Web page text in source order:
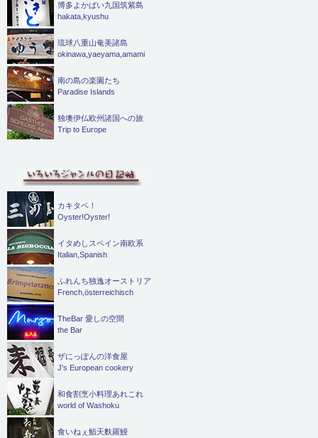
博多よかばい九国筑紫島
hakata,kyushu
琉球八重山奄美諸島
okinawa,yaeyama,amami
南の島の楽園たち
Paradise Islands
独墺伊仏欧州諸国への旅
Trip to Europe
カキタベ！
Oyster!Oyster!
イタめしスペイン南欧系
Italian,Spanish
ふれんち独逸オーストリア
French,österreichisch
TheBar 愛しの空間
the Bar
ザにっぽんの洋食屋
J's European cookery
和食割烹小料理あれこれ
world of Washoku
食いねぇ鮨天麩羅鰻